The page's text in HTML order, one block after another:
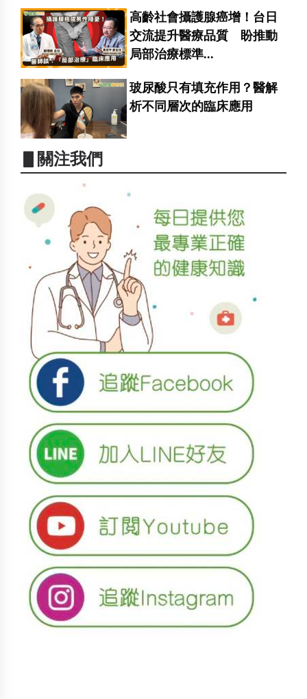
高齡社會攝護腺癌增！台日
交流提升醫療品質 盼推動
局部治療標準...
玻尿酸只有填充作用？醫解
析不同層次的臨床應用
▋關注我們